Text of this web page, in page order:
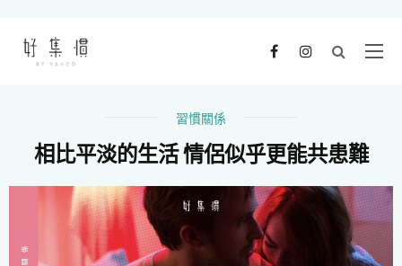
習慣關係
相比平淡的生活 情侶似乎更能共患難